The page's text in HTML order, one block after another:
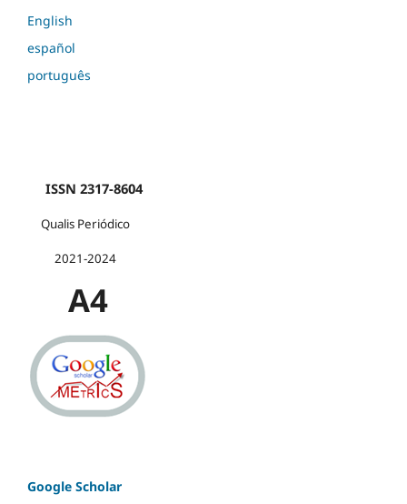
English
español
português
ISSN 2317-8604
Qualis Periódico
2021-2024
A4
Google Scholar